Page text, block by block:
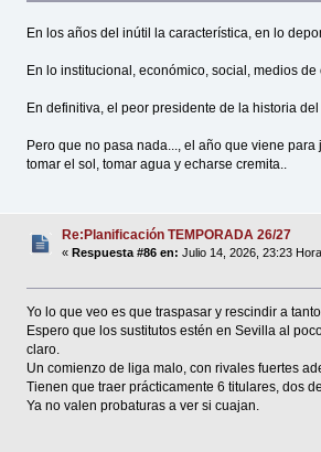
En los años del inútil la característica, en lo
En lo institucional, económico, social, medios
En definitiva, el peor presidente de la historia
Pero que no pasa nada..., el año que viene
tomar el sol, tomar agua y echarse cremita..
Re:Planificación TEMPORADA 26/27
«Respuesta #86 en: Julio 14, 2026, 23:23
Yo lo que veo es que traspasar y rescindir a
Espero que los sustitutos estén en Sevilla al
claro.
Un comienzo de liga malo, con rivales fuertes
Tienen que traer prácticamente 6 titulares, dos
Ya no valen probaturas a ver si cuajan.